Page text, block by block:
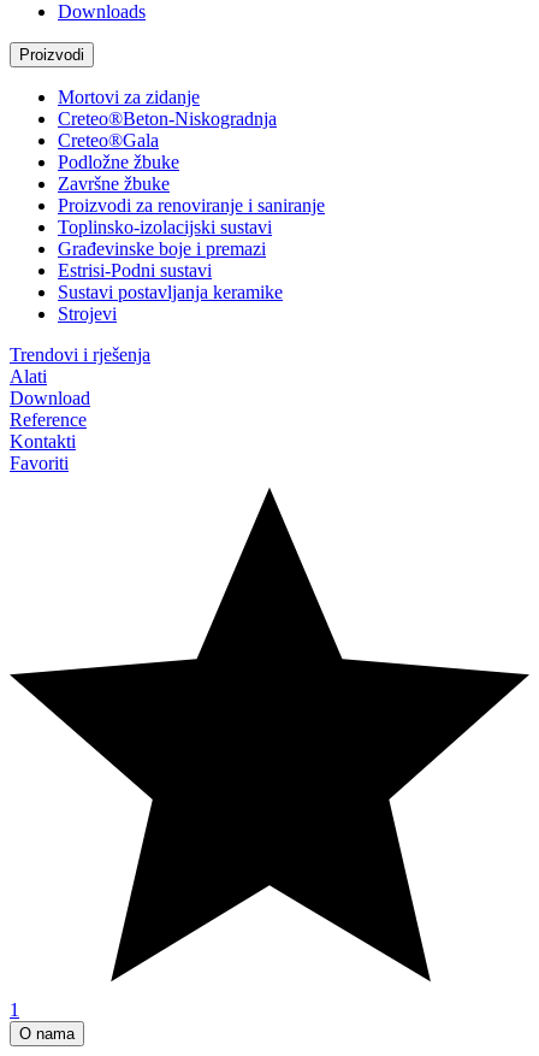
Downloads
Proizvodi
Mortovi za zidanje
Creteo®Beton-Niskogradnja
Creteo®Gala
Podložne žbuke
Završne žbuke
Proizvodi za renoviranje i saniranje
Toplinsko-izolacijski sustavi
Građevinske boje i premazi
Estrisi-Podni sustavi
Sustavi postavljanja keramike
Strojevi
Trendovi i rješenja
Alati
Download
Reference
Kontakti
Favoriti
1
O nama